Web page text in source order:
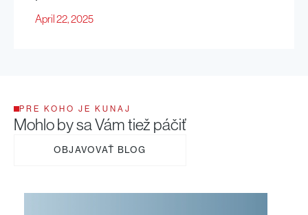
April 22, 2025
PRE KOHO JE KUNAJ
Mohlo by sa Vám tiež páčiť
OBJAVOVAŤ BLOG